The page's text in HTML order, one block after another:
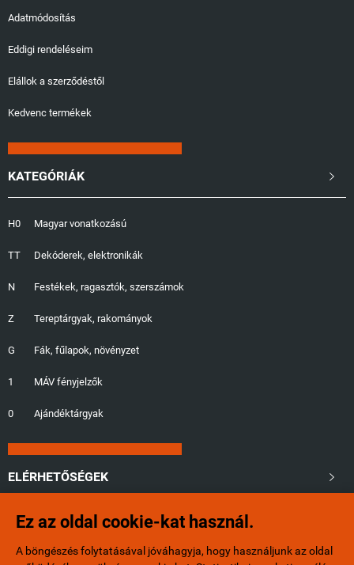
Ez az oldal cookie-kat használ.
A böngészés folytatásával jóváhagyja, hogy használjunk az oldal
Adatmódosítás
Eddigi rendeléseim
Elállok a szerződéstől
Kedvenc termékek
KATEGÓRIÁK 
H0
TT
N
Z
G
1
0
Magyar vonatkozású
Dekóderek, elektronikák
Festékek, ragasztók, szerszámok
Tereptárgyak, rakományok
Fák, fűlapok, növényzet
MÁV fényjelzők
Ajándéktárgyak
ELÉRHETŐSÉGEK 
+36/20-401-6553
info@minibox.hu